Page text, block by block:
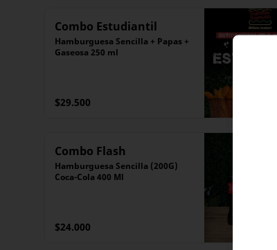
Combo Estudiantil
Hamburguesa Sencilla + Papas +
Gaseosa 250 ml
$29.500
Combo Flash
Hamburguesa Sencilla (200G)
Coca-Cola 400 Ml
$24.000